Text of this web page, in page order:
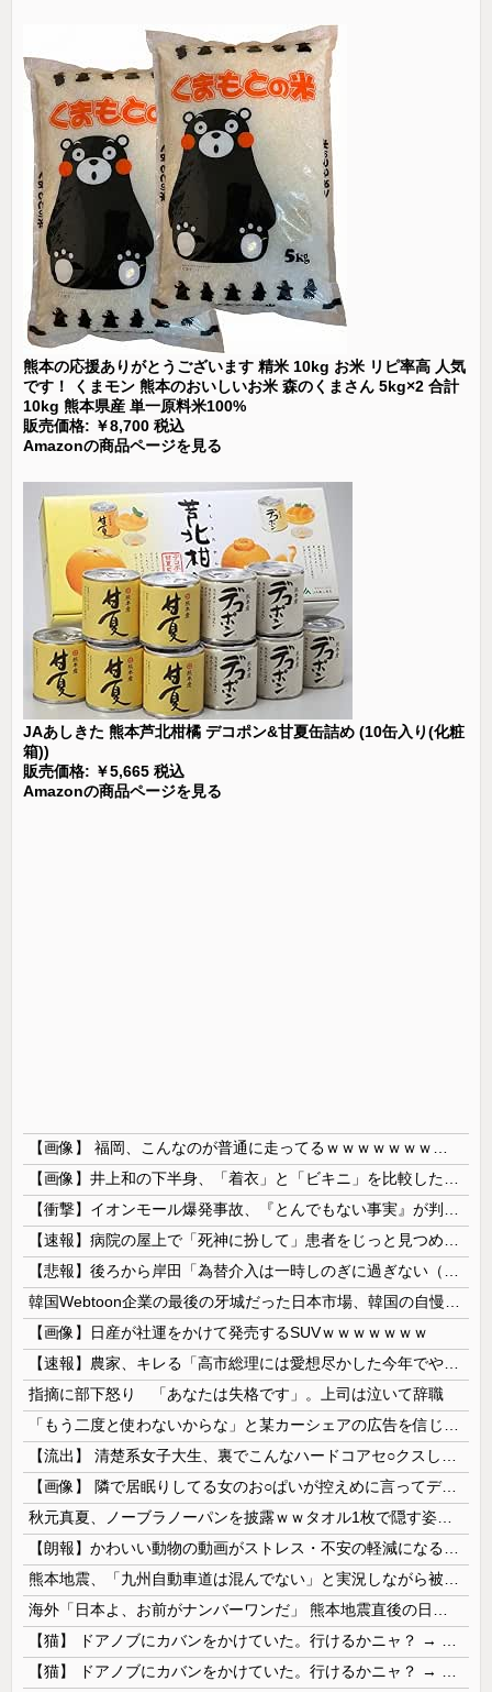
熊本の応援ありがとうございます 精米 10kg お米 リピ率高 人気
です！ くまモン 熊本のおいしいお米 森のくまさん 5kg×2 合計
10kg 熊本県産 単一原料米100%
販売価格: ￥8,700 税込
Amazonの商品ページを見る
JAあしきた 熊本芦北柑橘 デコポン&甘夏缶詰め (10缶入り(化粧
箱))
販売価格: ￥5,665 税込
Amazonの商品ページを見る
【画像】日産が社運をかけて発売するSUVｗｗｗｗｗｗｗ
指摘に部下怒り 「あなたは失格です」。上司は泣いて辞職
【画像】 隣で居眠りしてる女のお○ぱいが控えめに言ってデカいｗｗｗ